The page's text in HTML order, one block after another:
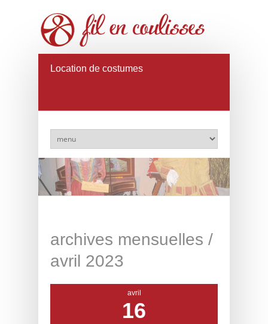
Location de costumes
archives mensuelles /
avril 2023
avril
16